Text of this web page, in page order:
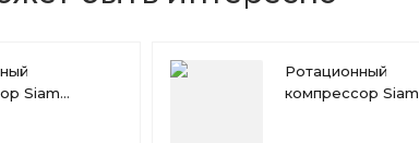
Siam
Ротационный
компрессор Siam